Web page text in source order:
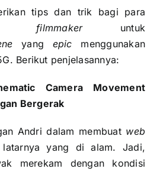
tips dan trik bagi para
filmmakeruntuk
yang epic menggunakan
Berikut penjelasannya:
Camera Movement
Bergerak
Andri dalam membuat web
yang di alam. Jadi,
merekam dengan kondisi